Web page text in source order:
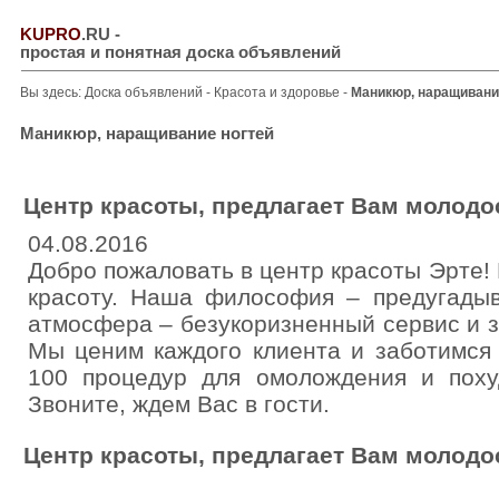
KUPRO.RU -
простая и понятная доска объявлений
Вы здесь: Доска объявлений - Красота и здоровье - Маникюр,
Маникюр, наращивание ногтей
Центр красоты, предлагает Вам
04.08.2016
Добро пожаловать в центр красоты
красоту. Наша философия –
атмосфера – безукоризненный сервис и
Мы ценим каждого клиента и
100 процедур для омолождения и
Звоните, ждем Вас в гости.
Центр красоты, предлагает Вам